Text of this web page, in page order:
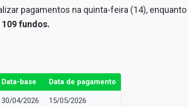
pagamentos na quinta-feira (14), enquanto
109 fundos.
Data-base Data de pagamento
30/04/2026 15/05/2026